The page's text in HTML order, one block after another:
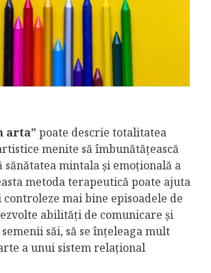
arta” poate descrie totalitatea
menite să îmbunătățească
sănătatea mintala și emoțională a
metoda terapeutică poate ajuta
controleze mai bine episoadele de
abilități de comunicare și
săi, să se înțeleaga mult
a unui sistem relațional